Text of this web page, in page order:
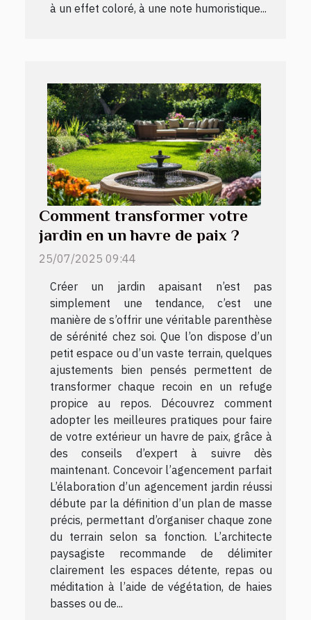
à un effet coloré, à une note humoristique...
Comment transformer votre
jardin en un havre de paix ?
25/07/2025 09:44
Créer un jardin apaisant n’est pas
simplement une tendance, c’est une
manière de s’offrir une véritable parenthèse
de sérénité chez soi. Que l’on dispose d’un
petit espace ou d’un vaste terrain, quelques
ajustements bien pensés permettent de
transformer chaque recoin en un refuge
propice au repos. Découvrez comment
adopter les meilleures pratiques pour faire
de votre extérieur un havre de paix, grâce à
des conseils d’expert à suivre dès
maintenant. Concevoir l’agencement parfait
L’élaboration d’un agencement jardin réussi
débute par la définition d’un plan de masse
précis, permettant d’organiser chaque zone
du terrain selon sa fonction. L’architecte
paysagiste recommande de délimiter
clairement les espaces détente, repas ou
méditation à l’aide de végétation, de haies
basses ou de...